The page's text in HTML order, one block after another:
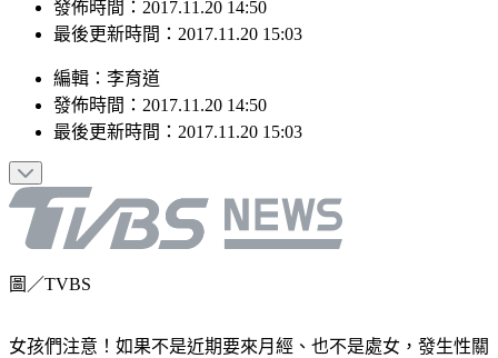
編輯：李育道
發佈時間：2017.11.20 14:50
編輯：李育道
發佈時間：2017.11.20 14:50